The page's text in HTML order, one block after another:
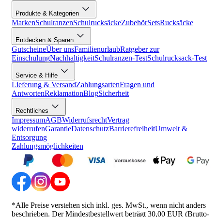
Produkte & Kategorien
MarkenSchulranzenSchulrucksäckeZubehörSetsRucksäcke
Entdecken & Sparen
GutscheineÜber unsFamilienurlaubRatgeber zur
EinschulungNachhaltigkeitSchulranzen-TestSchulrucksack-Test
Service & Hilfe
Lieferung & VersandZahlungsartenFragen und
AntwortenReklamationBlogSicherheit
Rechtliches
ImpressumAGBWiderrufsrechtVertrag
widerrufenGarantieDatenschutzBarrierefreiheitUmwelt &
Entsorgung
Zahlungsmöglichkeiten
*Alle Preise verstehen sich inkl. ges. MwSt., wenn nicht anders
beschrieben. Der Mindestbestellwert beträgt 30,00 EUR (Brutto-